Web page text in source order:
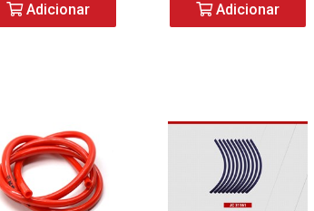
Adicionar Adicionar